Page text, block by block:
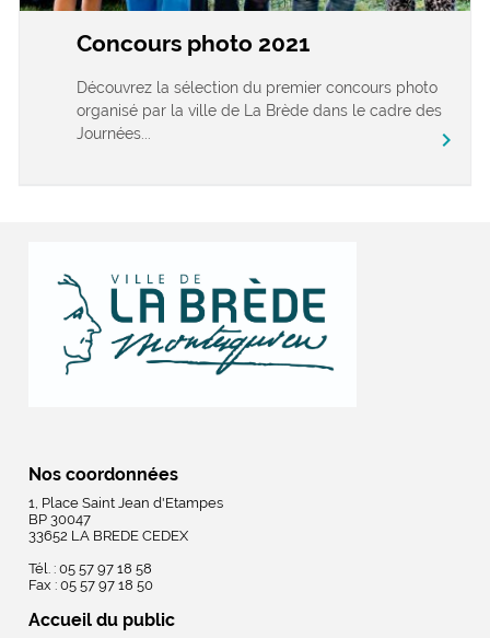
Concours photo 2021
Découvrez la sélection du premier concours photo
organisé par la ville de La Brède dans le cadre des
Journées...
chevron_right
Nos coordonnées
1, Place Saint Jean d'Etampes
BP 30047
33652 LA BREDE CEDEX
Tél. : 05 57 97 18 58
Fax : 05 57 97 18 50
Accueil du public